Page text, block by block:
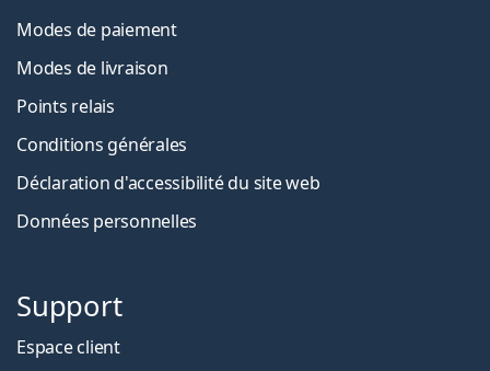
Modes de paiement
Modes de livraison
Points relais
Conditions générales
Déclaration d'accessibilité du site web
Données personnelles
Support
Espace client